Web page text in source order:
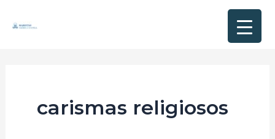
carismas religiosos